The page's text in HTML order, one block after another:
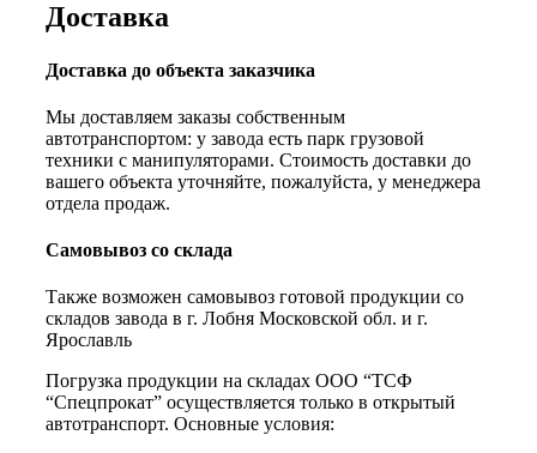
Доставка
Доставка до объекта заказчика
Мы доставляем заказы собственным
автотранспортом: у завода есть парк грузовой
техники с манипуляторами. Стоимость доставки до
вашего объекта уточняйте, пожалуйста, у менеджера
отдела продаж.
Самовывоз со склада
Также возможен самовывоз готовой продукции со
складов завода в г. Лобня Московской обл. и г.
Ярославль
Погрузка продукции на складах ООО “ТСФ
“Спецпрокат” осуществляется только в открытый
автотранспорт. Основные условия: